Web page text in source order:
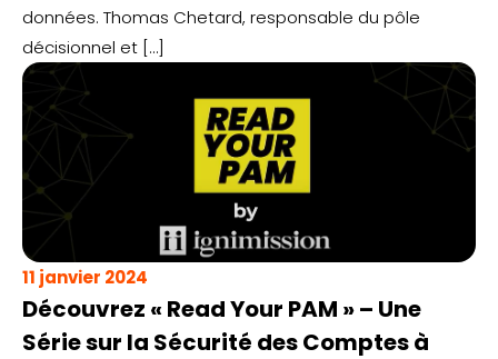
données. Thomas Chetard, responsable du pôle
décisionnel et […]
11 janvier 2024
Découvrez « Read Your PAM » – Une
Série sur la Sécurité des Comptes à